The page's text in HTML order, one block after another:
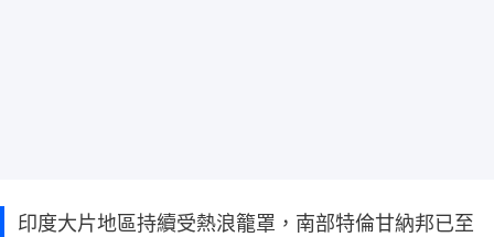
印度大片地區持續受熱浪籠罩，南部特倫甘納邦已至